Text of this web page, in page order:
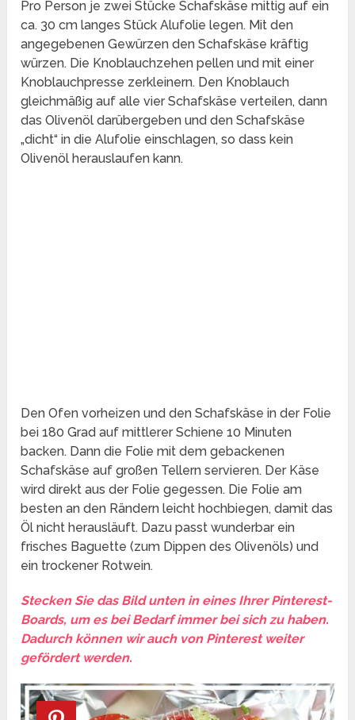
Pro Person je zwei Stücke Schafskäse mittig auf ein
ca. 30 cm langes Stück Alufolie legen. Mit den
angegebenen Gewürzen den Schafskäse kräftig
würzen. Die Knoblauchzehen pellen und mit einer
Knoblauchpresse zerkleinern. Den Knoblauch
gleichmäßig auf alle vier Schafskäse verteilen, dann
das Olivenöl darübergeben und den Schafskäse
„dicht“ in die Alufolie einschlagen, so dass kein
Olivenöl herauslaufen kann.
Den Ofen vorheizen und den Schafskäse in der Folie
bei 180 Grad auf mittlerer Schiene 10 Minuten
backen. Dann die Folie mit dem gebackenen
Schafskäse auf großen Tellern servieren. Der Käse
wird direkt aus der Folie gegessen. Die Folie am
besten an den Rändern leicht hochbiegen, damit das
Öl nicht herausläuft. Dazu passt wunderbar ein
frisches Baguette (zum Dippen des Olivenöls) und
ein trockener Rotwein.
Stecken Sie das Bild unten in eines Ihrer Pinterest-
Boards, um es bei Bedarf immer bei sich zu haben.
Dadurch können wir auch von Pinterest weiter
gefördert werden.